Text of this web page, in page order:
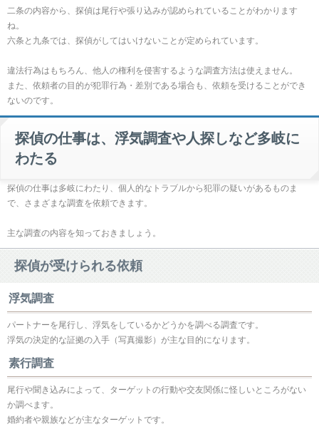
二条の内容から、探偵は尾行や張り込みが認められていることがわかります
ね。
六条と九条では、探偵がしてはいけないことが定められています。
違法行為はもちろん、他人の権利を侵害するような調査方法は使えません。
また、依頼者の目的が犯罪行為・差別である場合も、依頼を受けることができ
ないのです。
探偵の仕事は、浮気調査や人探しなど多岐に
わたる
探偵の仕事は多岐にわたり、個人的なトラブルから犯罪の疑いがあるものま
で、さまざまな調査を依頼できます。
主な調査の内容を知っておきましょう。
探偵が受けられる依頼
浮気調査
パートナーを尾行し、浮気をしているかどうかを調べる調査です。
浮気の決定的な証拠の入手（写真撮影）が主な目的になります。
素行調査
尾行や聞き込みによって、ターゲットの行動や交友関係に怪しいところがない
か調べます。
婚約者や親族などが主なターゲットです。